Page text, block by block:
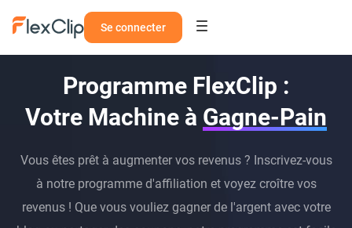
Se connecter
Programme FlexClip :
Votre Machine à Gagne-Pain
Vous êtes prêt à augmenter vos revenus ? Inscrivez-vous
à notre programme d'affiliation et voyez croître vos
revenus ! Que vous vouliez gagner de l'argent avec votre